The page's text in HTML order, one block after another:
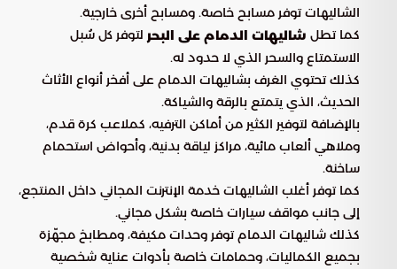
الشاليهات توفر مسابح خاصة. ومسابح أخرى خارجية.
كما تطل شاليهات الدمام على البحر لتوفر كل سُبل
الاستمتاع والسحر الذي لا حدود له.
كذلك تحتوي الغرف بشاليهات الدمام على أفخر أنواع الأثاث
الحديث، الذي يتمتع بالرقة والشياكة.
بالإضافة لتوفير الكثير من أماكن الترفيه، كملاعب كرة قدم،
وملاهي ألعاب مائية، مراكز لياقة بدنية، وأحواض استحمام
ساخنة.
كما توفر أغلب الشاليهات خدمة الإنترنت المجاني داخل المنتجع،
إلى جانب مواقف سيارات خاصة بشكل مجاني.
كذلك شاليهات الدمام توفر وحدات مكيفة، ومطابخ مجهّزة
بجميع الكماليات، وحمامات خاصة بأدوات عناية شخصية